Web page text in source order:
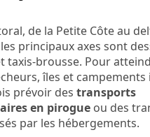
de la Petite Côte au
principaux axes sont
taxis-brousse. Pour
îles et campements
prévoir des transports
en pirogueou des
par les hébergements.